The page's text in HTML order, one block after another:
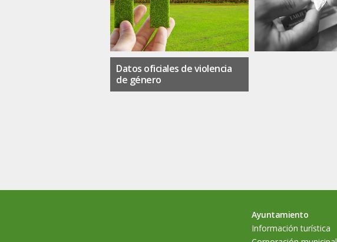
Datos oficiales de violencia
de género
Ayuntamiento
Información turística